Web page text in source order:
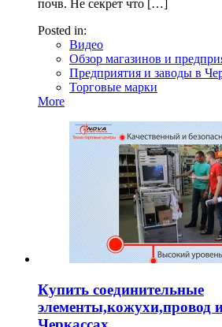
почв. Не секрет что […]
Posted in:
Видео
Обзор магазинов и
Предприятия и заводы в
Торговые марки
More
Купить соединительные
элементы,кожухи,провод